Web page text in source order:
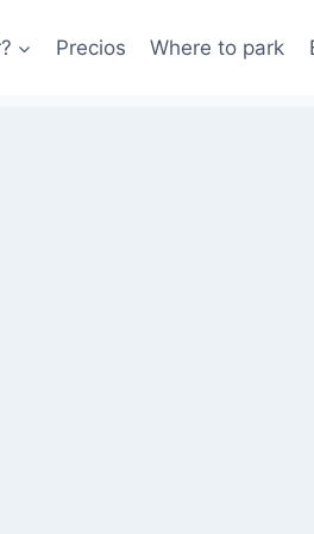
Precios Where to park